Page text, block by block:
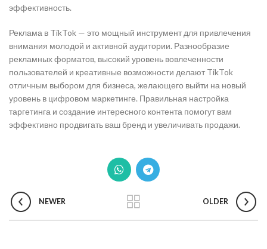
эффективность.
Реклама в TikTok — это мощный инструмент для привлечения
внимания молодой и активной аудитории. Разнообразие
рекламных форматов, высокий уровень вовлеченности
пользователей и креативные возможности делают TikTok
отличным выбором для бизнеса, желающего выйти на новый
уровень в цифровом маркетинге. Правильная настройка
таргетинга и создание интересного контента помогут вам
эффективно продвигать ваш бренд и увеличивать продажи.
NEWER OLDER